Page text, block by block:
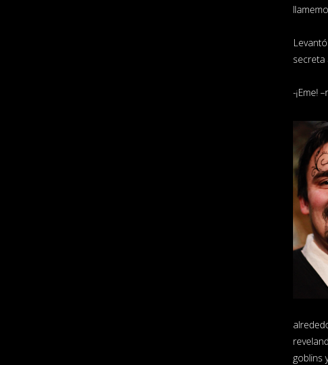
secreta
-¡Eme!
goblins